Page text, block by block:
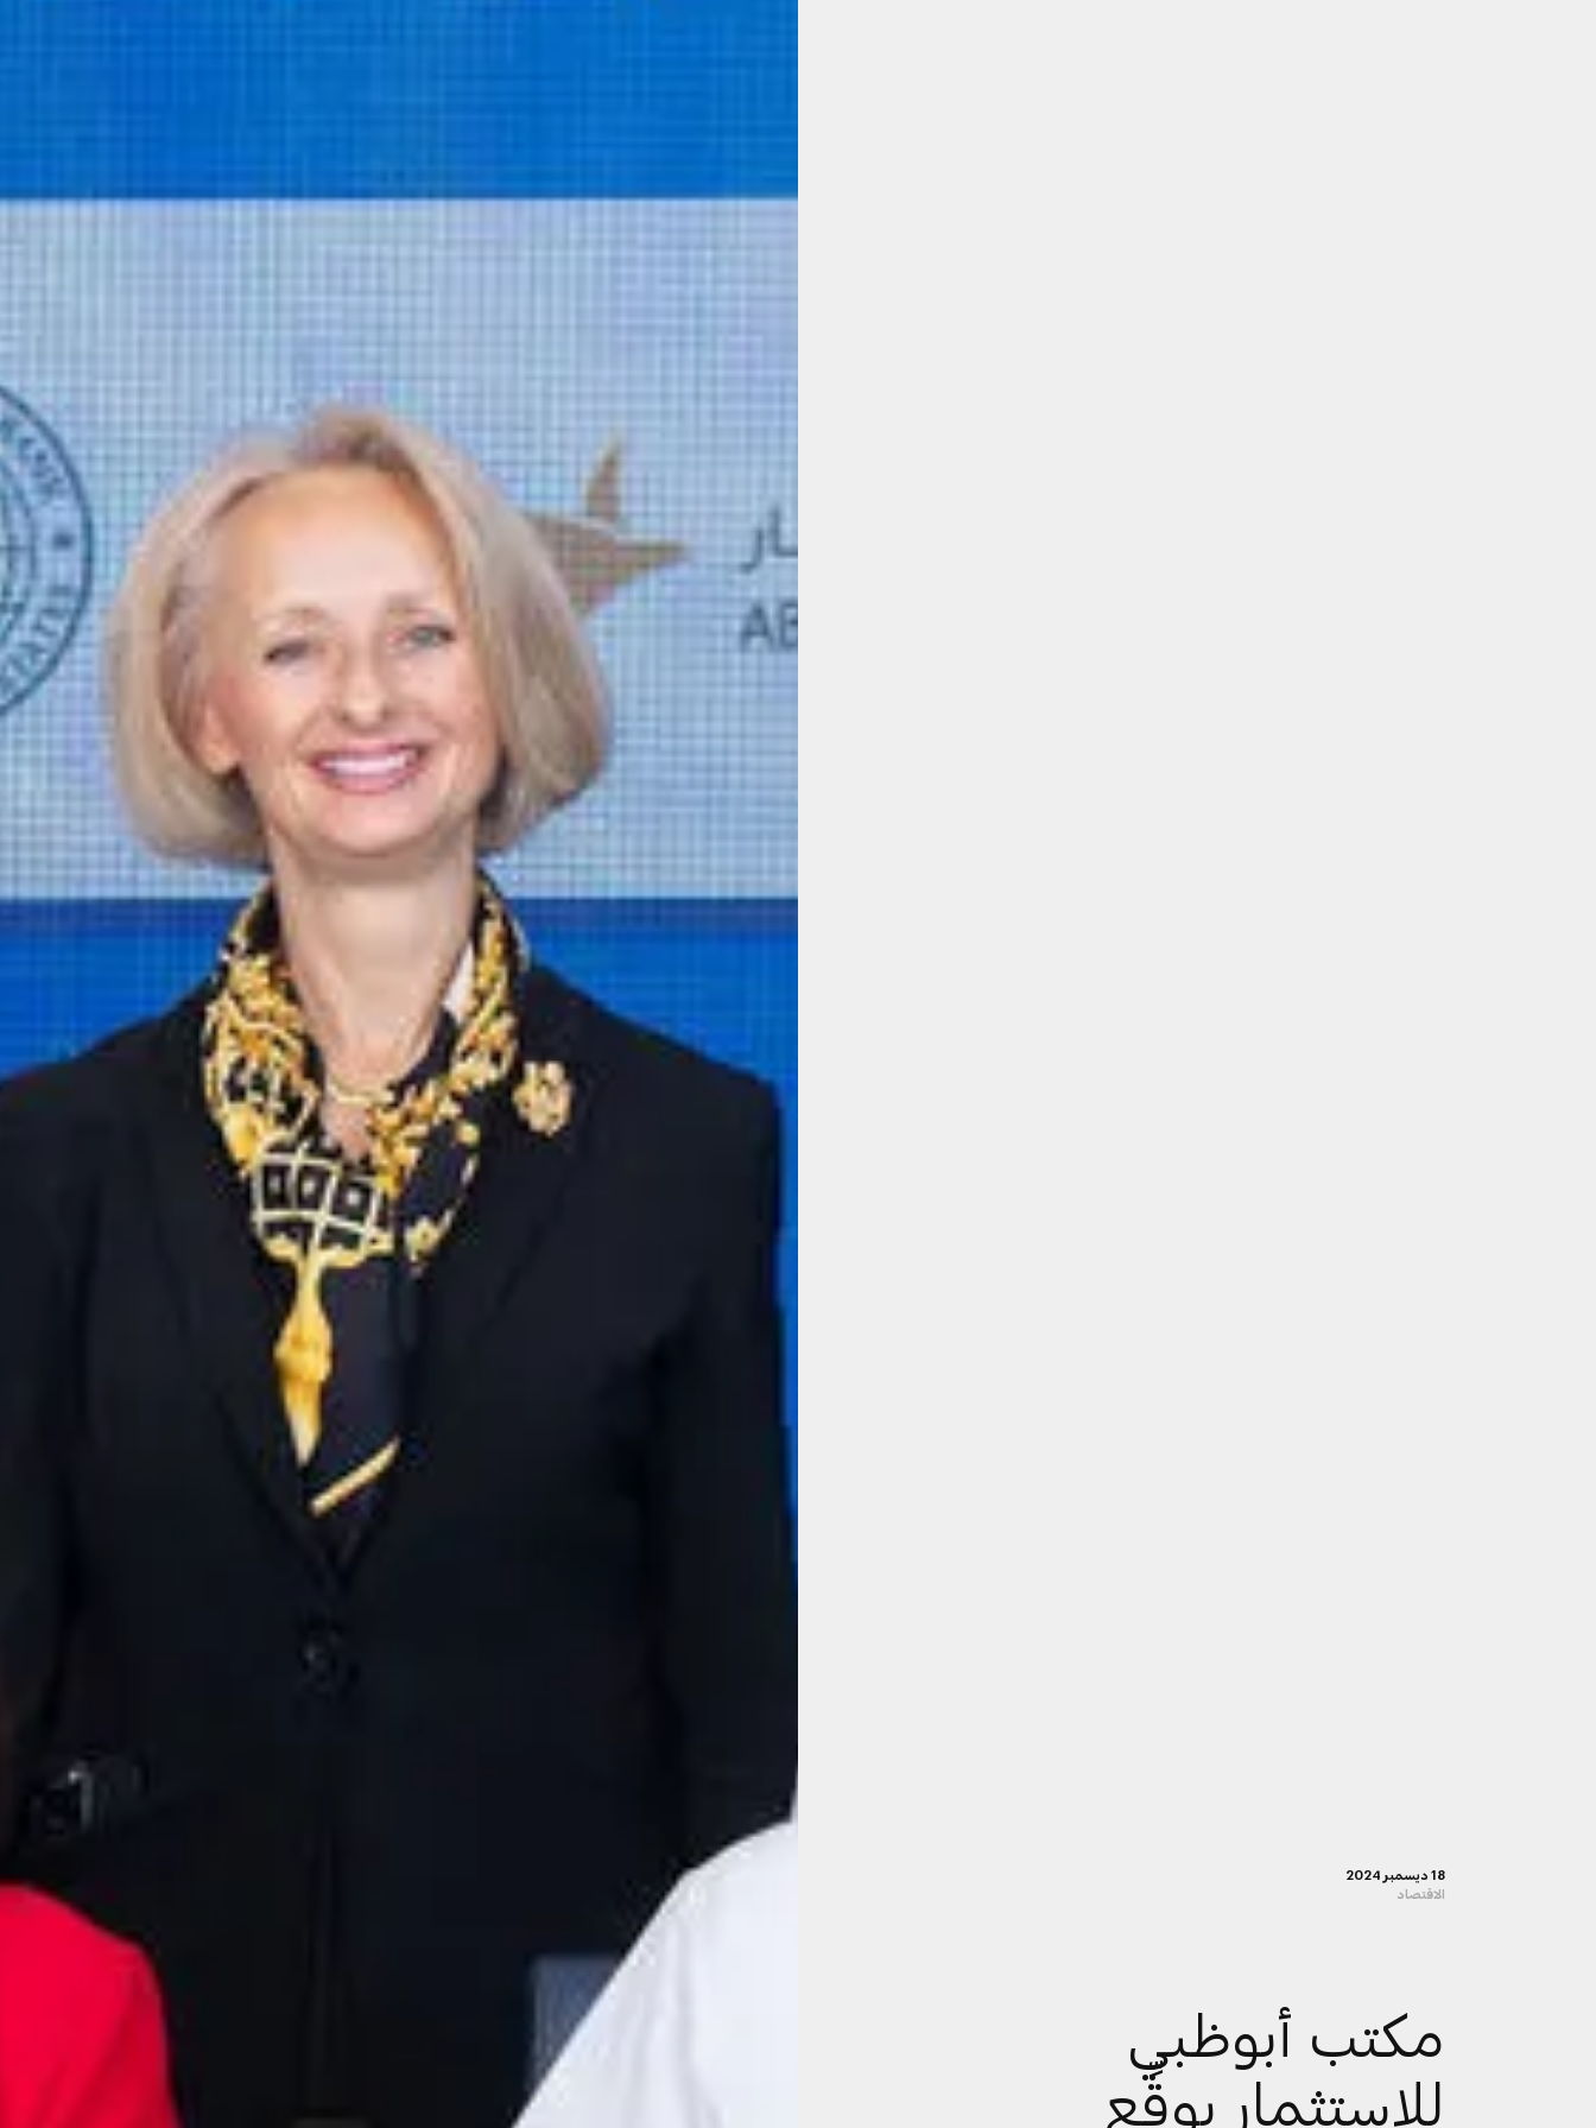
18 ديسمبر 2024
الاقتصاد
مكتب أبوظبي
للاستثمار يوقِّع